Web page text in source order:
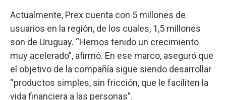
Actualmente, Prex cuenta con 5 millones de
usuarios en la región, de los cuales, 1,5 millones
son de Uruguay. “Hemos tenido un crecimiento
muy acelerado”, afirmó. En ese marco, aseguró que
el objetivo de la compañía sigue siendo desarrollar
“productos simples, sin fricción, que le faciliten la
vida financiera a las personas”.